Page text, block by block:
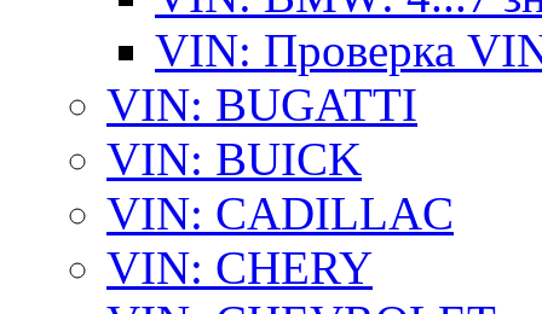
VIN: Проверка
VIN: BUGATTI
VIN: BUICK
VIN: CADILLAC
VIN: CHERY